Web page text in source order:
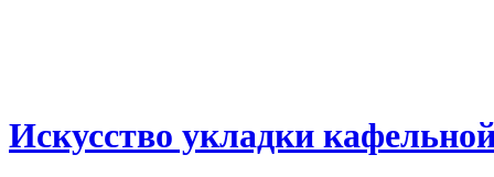
Искусство укладки